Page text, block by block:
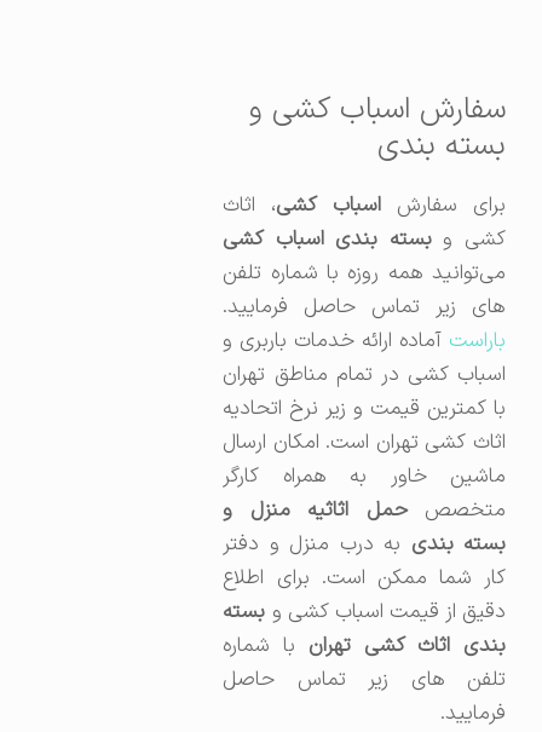
سفارش اسباب کشی و
بسته بندی
برای سفارشاسباب کشی، اثاث
کشی وبسته بندی اسباب کشی
می‌توانید همه روزه با شماره تلفن
های زیر تماس حاصل فرمایید.
باراستآماده ارائه خدمات باربری و
اسباب کشی در تمام مناطق تهران
با کمترین قیمت و زیر نرخ اتحادیه
اثاث کشی تهران است. امکان ارسال
ماشین خاور به همراه کارگر
متخصصحمل اثاثیه منزل و
بسته بندیبه درب منزل و دفتر
کار شما ممکن است. برای اطلاع
دقیق از قیمت اسباب کشی وبسته
بندی اثاث کشی تهرانبا شماره
تلفن های زیر تماس حاصل
فرمایید.